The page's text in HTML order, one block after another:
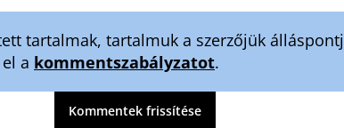
tartalmak, tartalmuk a szerzőjük
a kommentszabályzatot.
Kommentek frissítése